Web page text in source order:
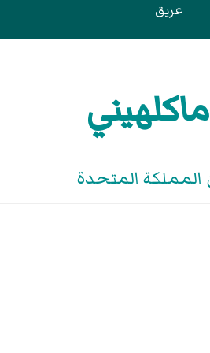
عريق
المتحدة